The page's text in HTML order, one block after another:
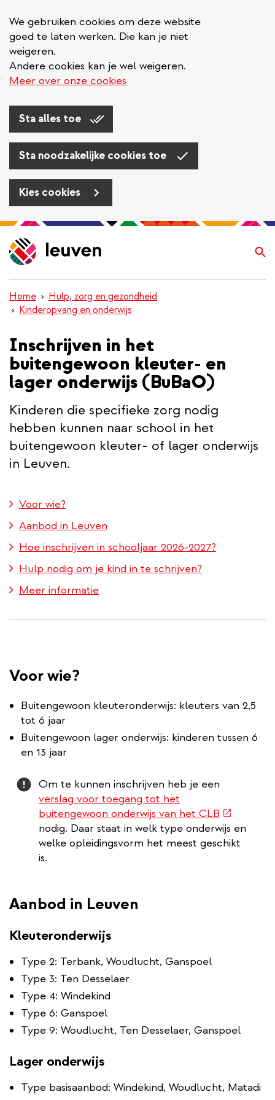
We gebruiken cookies om deze website
goed te laten werken. Die kan je niet
weigeren.
Andere cookies kan je wel weigeren.
Meer over onze cookies
Sta alles toe
Sta noodzakelijke cookies toe
Kies cookies
Overslaan
en
naar
inhoud
gaan
Home
Hulp, zorg en gezondheid
Kinderopvang en onderwijs
Inschrijven in het
buitengewoon kleuter- en
lager onderwijs (BuBaO)
Kinderen die specifieke zorg nodig
hebben kunnen naar school in het
buitengewoon kleuter- of lager onderwijs
in Leuven.
Voor wie?
Aanbod in Leuven
Hoe inschrijven in schooljaar 2026-2027?
Hulp nodig om je kind in te schrijven?
Meer informatie
Voor wie?
Buitengewoon kleuteronderwijs: kleuters van 2,5
tot 6 jaar
Buitengewoon lager onderwijs: kinderen tussen 6
en 13 jaar
Attention
Om te kunnen inschrijven heb je een
verslag voor toegang tot het
buitengewoon onderwijs van het CLB (externe
link)
nodig. Daar staat in welk type onderwijs en
welke opleidingsvorm het meest geschikt
is.
Aanbod in Leuven
Kleuteronderwijs
Type 2: Terbank, Woudlucht, Ganspoel
Type 3: Ten Desselaer
Type 4: Windekind
Type 6: Ganspoel
Type 9: Woudlucht, Ten Desselaer, Ganspoel
Lager onderwijs
Type basisaanbod: Windekind, Woudlucht, Matadi